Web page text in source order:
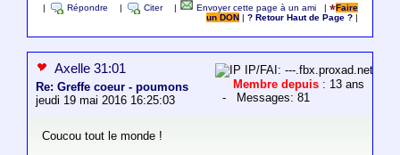
Répondre Citer Envoyer cette page à un ami |
Faire
un DON
|? Retour Haut de Page ?
Axelle 31:01
Re: Greffe coeur - poumons
jeudi 19 mai 2016 16:25:03
IP/FAI: ---.fbx.proxad.net
Membre depuis : 13 ans
- Messages: 81
Coucou tout le monde !